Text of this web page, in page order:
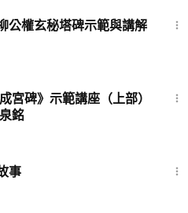
公權玄秘塔碑示範與講解
宮碑》示範講座（上部）
銘
事